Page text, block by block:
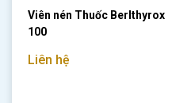
Viên nén Thuốc Berlthyrox
100
Liên hệ